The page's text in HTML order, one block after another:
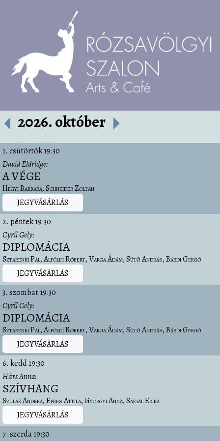
2026. október
1. csütörtök19:30
David Eldridge
A VÉGE
Hegyi Barbara Schneider Zoltán
JEGYVÁSÁRLÁS
2. péntek19:30
Cyril Gely
DIPLOMÁCIA
Sztarenki Pál Alföldi Róbert Varga Ádám Sütő András Bárdi Gergő
JEGYVÁSÁRLÁS
3. szombat19:30
Cyril Gely
DIPLOMÁCIA
Sztarenki Pál Alföldi Róbert Varga Ádám Sütő András Bárdi Gergő
JEGYVÁSÁRLÁS
6. kedd19:30
Hárs Anna
SZÍVHANG
Szulák Andrea Epres Attila Györgyi Anna Sajgál Erika
JEGYVÁSÁRLÁS
7. szerda19:30